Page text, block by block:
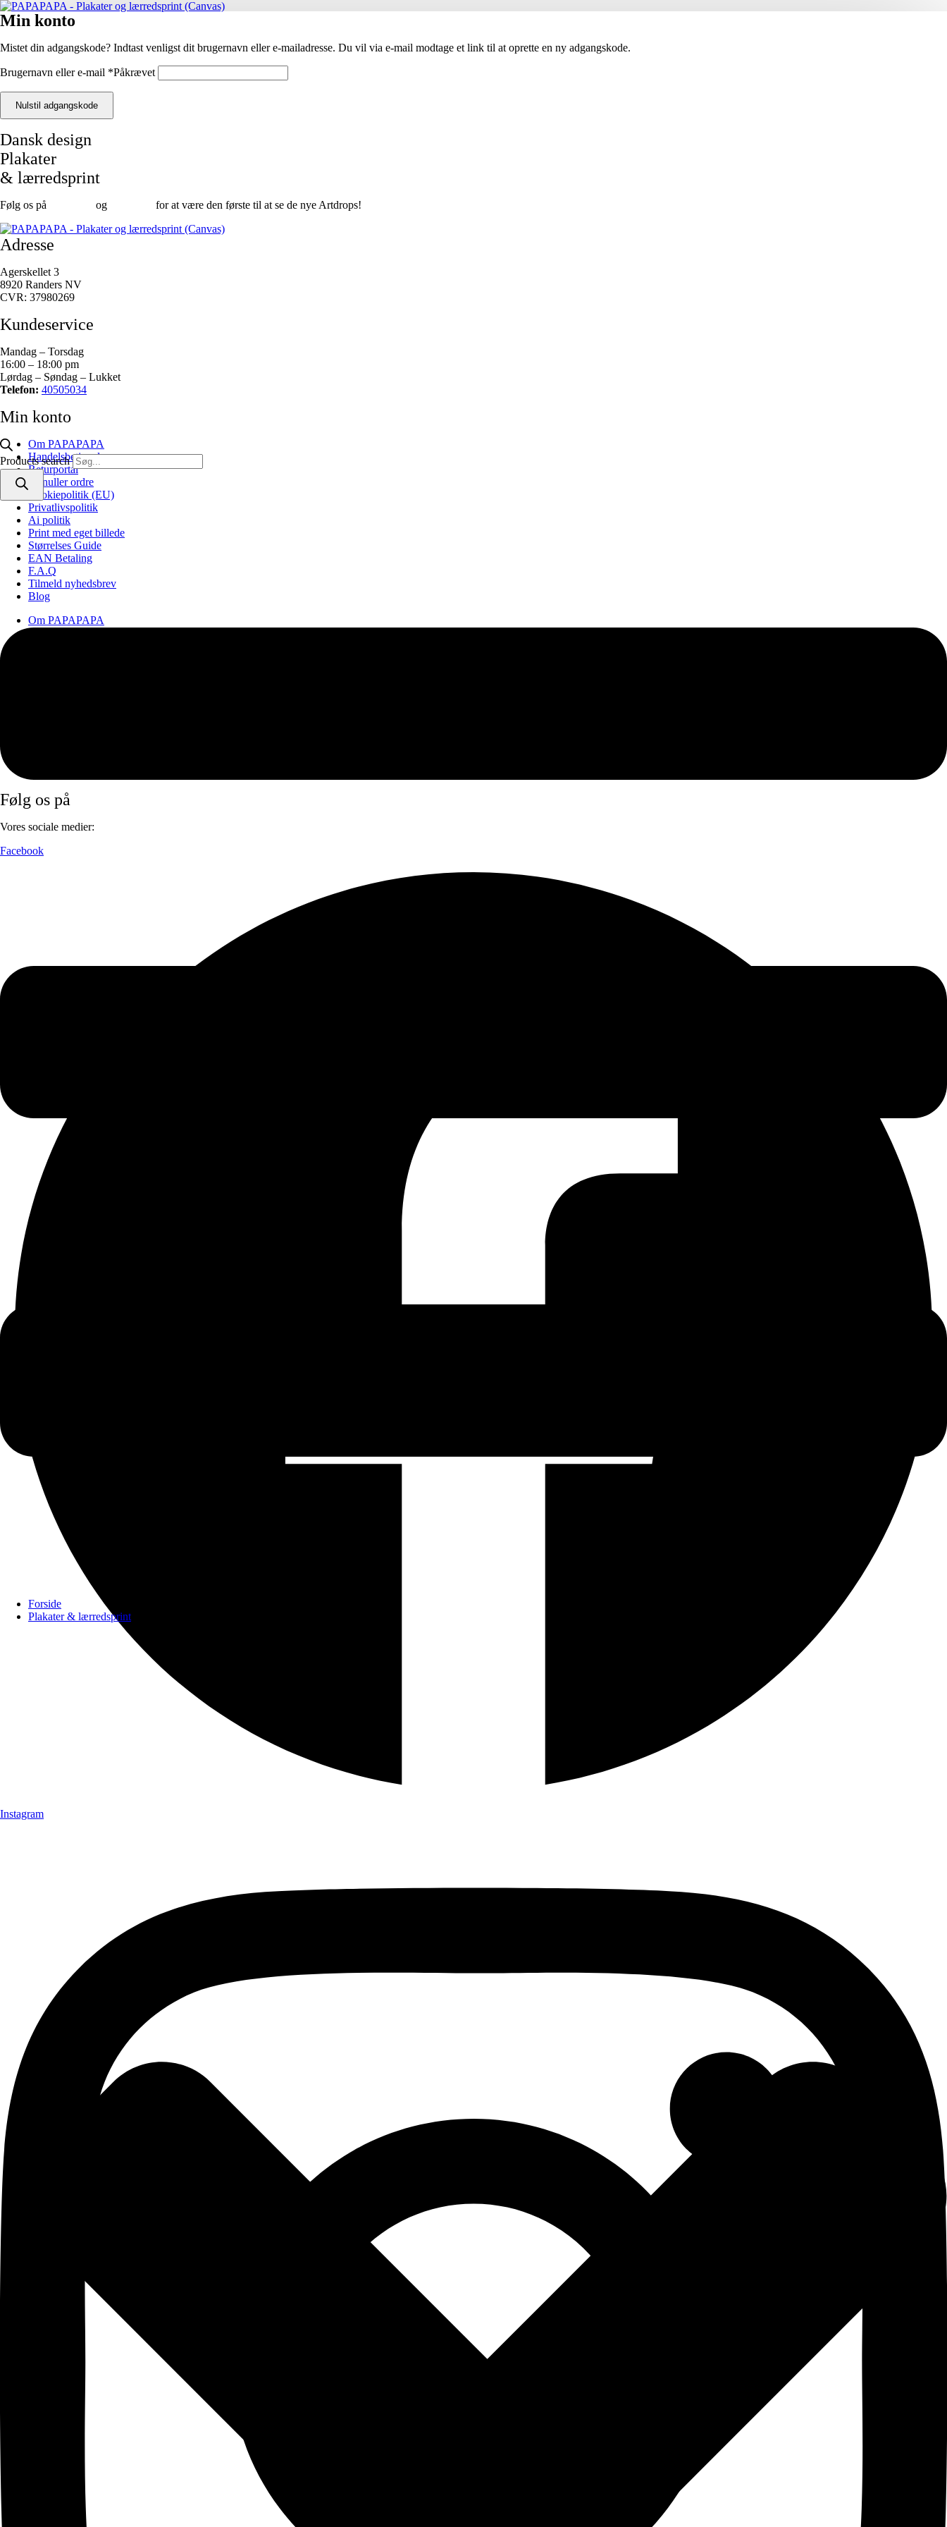
Products search
Forside
Plakater & lærredsprint
Min konto
Mistet din adgangskode? Indtast venligst dit brugernavn eller e-mailadresse. Du vil via e-mail modtage et link til at oprette en ny adgangskode.
Brugernavn eller e-mail *Påkrævet
Nulstil adgangskode
Dansk design
Plakater
& lærredsprint
Følg os på og for at være den første til at se de nye Artdrops!
Adresse
Agerskellet 3
8920 Randers NV
CVR: 37980269
Kundeservice
Mandag – Torsdag
16:00 – 18:00 pm
Lørdag – Søndag – Lukket
Telefon: 40505034
Min konto
Om PAPAPAPA
Handelsbetingelser
Returportal
Annuller ordre
Cookiepolitik (EU)
Privatlivspolitik
Ai politik
Print med eget billede
Størrelses Guide
EAN Betaling
F.A.Q
Tilmeld nyhedsbrev
Blog
Om PAPAPAPA
Følg os på
Vores sociale medier:
Facebook
Instagram